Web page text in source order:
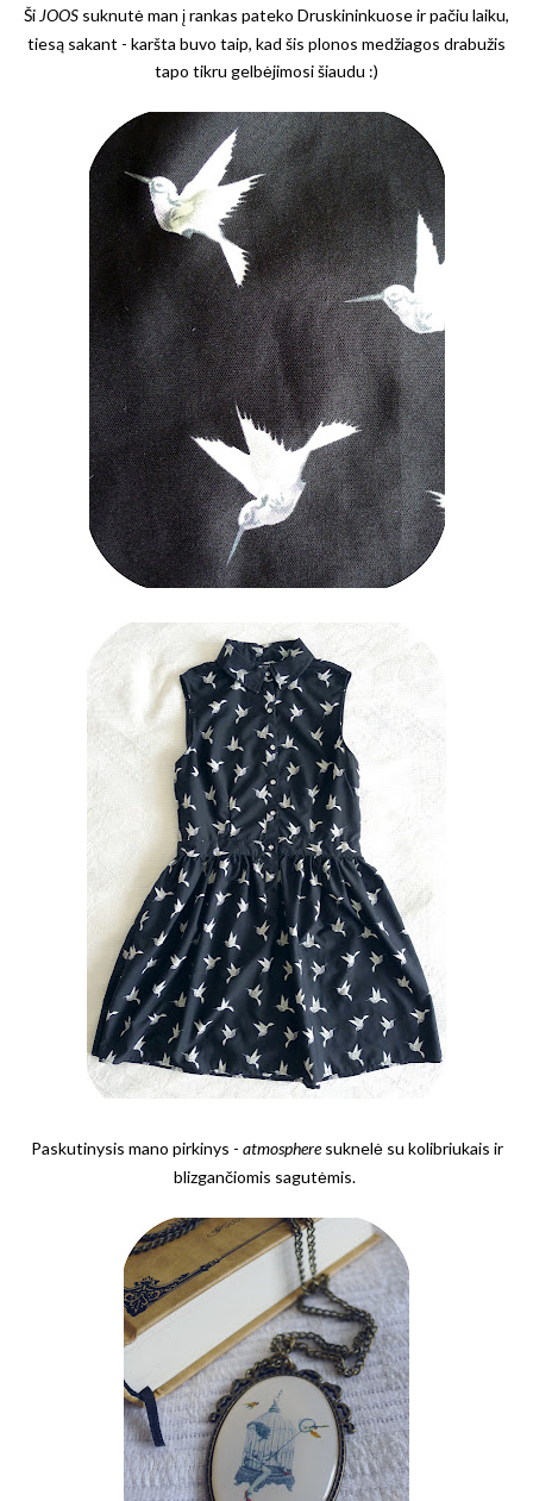
Ši JOOS suknutė man į rankas pateko Druskininkuose ir pačiu laiku,
tiesą sakant - karšta buvo taip, kad šis plonos medžiagos drabužis
tapo tikru gelbėjimosi šiaudu :)
Paskutinysis mano pirkinys - atmospheresuknelė su kolibriukais ir
blizgančiomis sagutėmis.